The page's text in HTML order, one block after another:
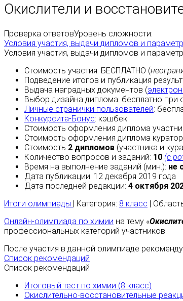
Окислители и
Проверка ответовУровень сложности:
Условия участия, выдачи дипломов и
Условия участия, выдачи дипломов и
Стоимость участия: БЕСПЛАТНО (
Подведение итогов и публикация
Выдача наградных документов (
Выбор дизайна диплома: бесплатно при
Личные странички пользователей:
Конкурсита-Бонус: кэшбек
Стоимость оформления диплома
Стоимость оформления диплома
Стоимость 2 дипломов (участника и
Количество вопросов и заданий: 10 (с
Время на выполнение заданий (мин.): не
Дата публикации: 12 декабря 2019 года
Дата последней редакции: 4 октября
Итоги олимпиады
| Категория: 8 класс |
Онлайн-олимпиада по химии на тему «
профессиональных категорий участников.
После участия в данной олимпиаде
Список рекомендаций
Список рекомендаций
Итоговый тест по химии (8 класс)
Окислительно-восстановительные